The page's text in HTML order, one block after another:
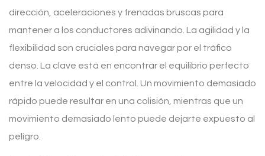
dirección, aceleraciones y frenadas bruscas para
mantener a los conductores adivinando. La agilidad y la
flexibilidad son cruciales para navegar por el tráfico
denso. La clave está en encontrar el equilibrio perfecto
entre la velocidad y el control. Un movimiento demasiado
rápido puede resultar en una colisión, mientras que un
movimiento demasiado lento puede dejarte expuesto al
peligro.